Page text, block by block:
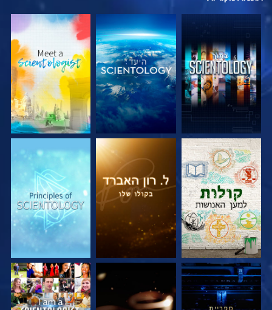
בדוק את הסדרה בדוק את הסדרה בדוק את הסדרה
בדוק את הסדרה בדוק את הסדרה צפה